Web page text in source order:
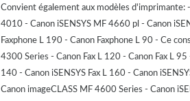
Convient également aux modèles d'imprimante:
4010 - Canon iSENSYS MF 4660 pl - Canon
Faxphone L 190 - Canon Faxphone L 90 - Ce
4300 Series - Canon Fax L 120 - Canon Fax L
140 - Canon iSENSYS Fax L 160 - Canon
Canon imageCLASS MF 4600 Series - Canon